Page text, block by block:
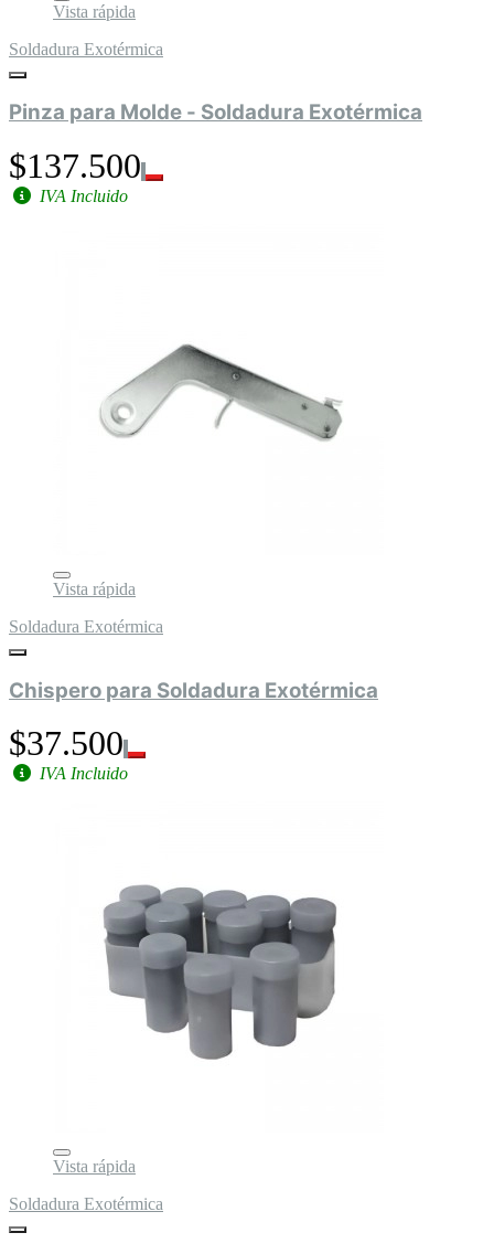
Vista rápida
Soldadura Exotérmica
Pinza para Molde - Soldadura Exotérmica
$137.500
IVA Incluido
Vista rápida
Soldadura Exotérmica
Chispero para Soldadura Exotérmica
$37.500
IVA Incluido
Vista rápida
Soldadura Exotérmica